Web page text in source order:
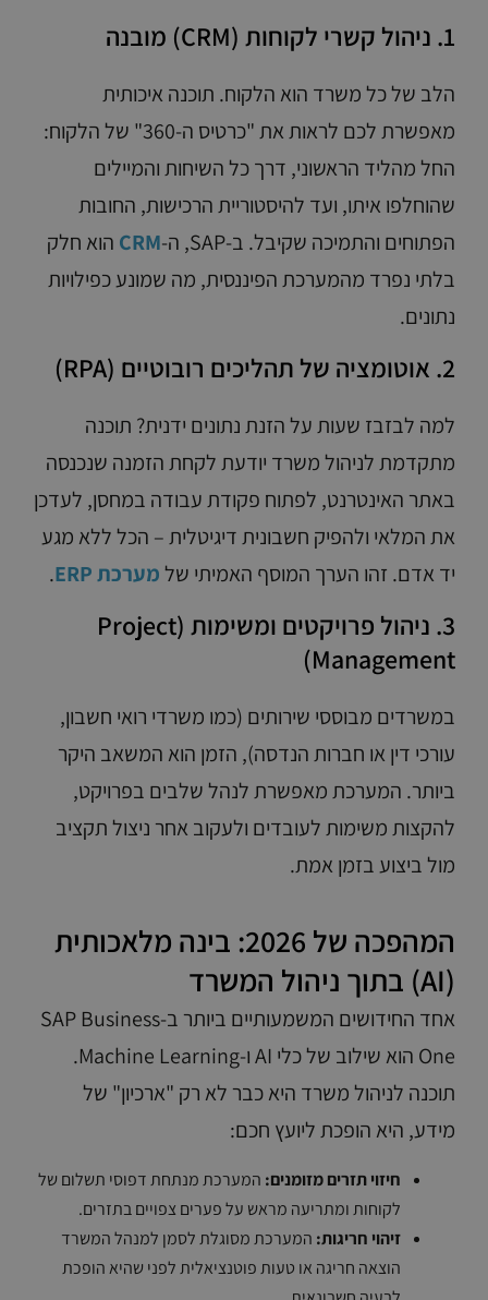
1. ניהול קשרי לקוחות (CRM) מובנה
הלב של כל משרד הוא הלקוח. תוכנה איכותית
מאפשרת לכם לראות את "כרטיס ה-360" של הלקוח:
החל מהליד הראשוני, דרך כל השיחות והמיילים
שהוחלפו איתו, ועד להיסטוריית הרכישות, החובות
הפתוחים והתמיכה שקיבל. ב-SAP, ה-
CRM הוא חלק
בלתי נפרד מהמערכת הפיננסית, מה שמונע כפילויות
נתונים.
2. אוטומציה של תהליכים רובוטיים (RPA)
למה לבזבז שעות על הזנת נתונים ידנית? תוכנה
מתקדמת לניהול משרד יודעת לקחת הזמנה שנכנסה
באתר האינטרנט, לפתוח פקודת עבודה במחסן, לעדכן
את המלאי ולהפיק חשבונית דיגיטלית – הכל ללא מגע
יד אדם. זהו הערך המוסף האמיתי שלמערכת ERP .
3. ניהול פרויקטים ומשימות (Project
Management)
במשרדים מבוססי שירותים (כמו משרדי רואי חשבון,
עורכי דין או חברות הנדסה), הזמן הוא המשאב היקר
ביותר. המערכת מאפשרת לנהל שלבים בפרויקט,
להקצות משימות לעובדים ולעקוב אחר ניצול תקציב
מול ביצוע בזמן אמת.
המהפכה של 2026: בינה מלאכותית
(AI) בתוך ניהול המשרד
אחד החידושים המשמעותיים ביותר ב-SAP Business
One הוא שילוב של כלי AI ו-Machine Learning.
תוכנה לניהול משרד היא כבר לא רק "ארכיון" של
מידע, היא הופכת ליועץ חכם:
חיזוי תזרים מזומנים: המערכת מנתחת דפוסי תשלום של
לקוחות ומתריעה מראש על פערים צפויים בתזרים.
זיהוי חריגות: המערכת מסוגלת לסמן למנהל המשרד
הוצאה חריגה או טעות פוטנציאלית לפני שהיא הופכת